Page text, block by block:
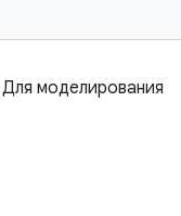
моделирования